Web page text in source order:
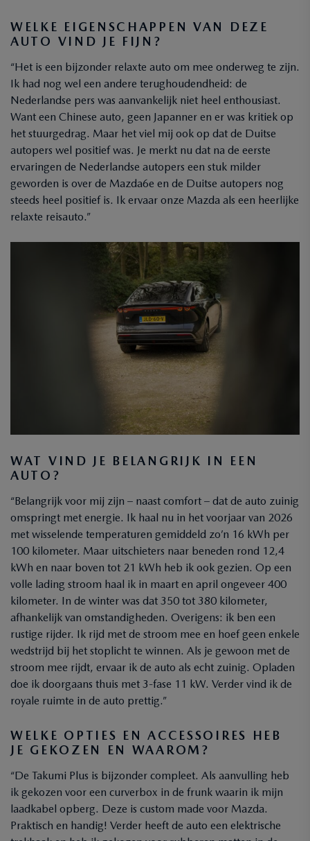
WELKE EIGENSCHAPPEN VAN DEZE
AUTO VIND JE FIJN?
“Het is een bijzonder relaxte auto om mee onderweg te zijn.
Ik had nog wel een andere terughoudendheid: de
Nederlandse pers was aanvankelijk niet heel enthousiast.
Want een Chinese auto, geen Japanner en er was kritiek op
het stuurgedrag. Maar het viel mij ook op dat de Duitse
autopers wel positief was. Je merkt nu dat na de eerste
ervaringen de Nederlandse autopers een stuk milder
geworden is over de Mazda6e en de Duitse autopers nog
steeds heel positief is. Ik ervaar onze Mazda als een heerlijke
relaxte reisauto.”
WAT VIND JE BELANGRIJK IN EEN
AUTO?
“Belangrijk voor mij zijn – naast comfort – dat de auto zuinig
omspringt met energie. Ik haal nu in het voorjaar van 2026
met wisselende temperaturen gemiddeld zo’n 16 kWh per
100 kilometer. Maar uitschieters naar beneden rond 12,4
kWh en naar boven tot 21 kWh heb ik ook gezien. Op een
volle lading stroom haal ik in maart en april ongeveer 400
kilometer. In de winter was dat 350 tot 380 kilometer,
afhankelijk van omstandigheden. Overigens: ik ben een
rustige rijder. Ik rijd met de stroom mee en hoef geen enkele
wedstrijd bij het stoplicht te winnen. Als je gewoon met de
stroom mee rijdt, ervaar ik de auto als echt zuinig. Opladen
doe ik doorgaans thuis met 3-fase 11 kW. Verder vind ik de
royale ruimte in de auto prettig.”
WELKE OPTIES EN ACCESSOIRES HEB
JE GEKOZEN EN WAAROM?
“De Takumi Plus is bijzonder compleet. Als aanvulling heb
ik gekozen voor een curverbox in de frunk waarin ik mijn
laadkabel opberg. Deze is custom made voor Mazda.
Praktisch en handig! Verder heeft de auto een elektrische